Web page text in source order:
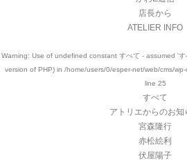
店長から
ATELIER INFO
Warning: Use of undefined constant すべて - assumed '
version of PHP) in /home/users/0/esper-net/web/cms/
line 25
すべて
アトリエからのお知
宮森隆行
赤松絵利
伏屋陽子